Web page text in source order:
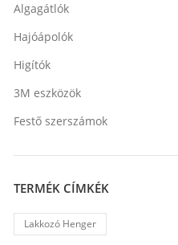
Algagátlók
Hajóápolók
Higítók
3M eszközök
Festő szerszámok
TERMÉK CÍMKÉK
Lakkozó Henger